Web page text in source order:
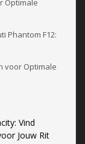
Phantom F12:
voor Optimale
Vind
Jouw Rit